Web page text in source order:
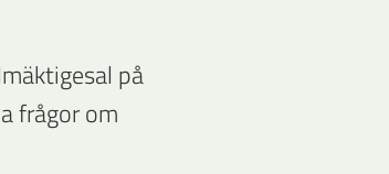
på
frågor om